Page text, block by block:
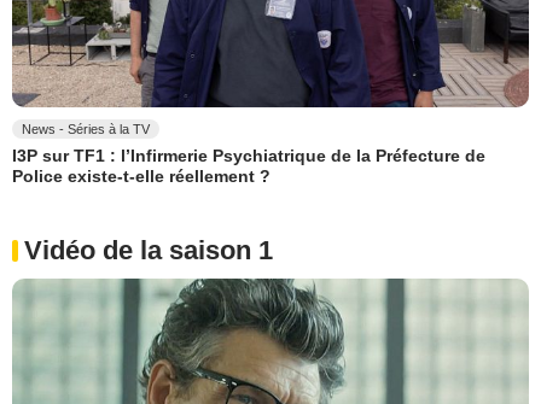
News - Séries à la TV
I3P sur TF1 : l’Infirmerie Psychiatrique de la Préfecture de
Police existe-t-elle réellement ?
Vidéo de la saison 1